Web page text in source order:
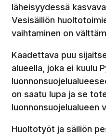
läheisyydessä
Vesisäiliön
vaihtaminen on
Kaadettava puu
alueella, joka ei kuulu
on saatu lupa ja se
luonnonsuojelualueen
Huoltotyöt ja säiliön